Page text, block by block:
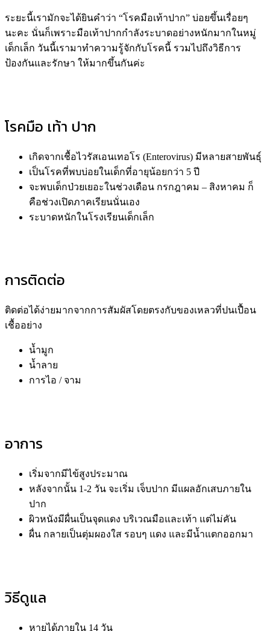
ระยะนี้เรามักจะได้ยินคำว่า “โรคมือเท้าปาก” บ่อยขึ้นเรื่อยๆ
นะคะ นั่นก็เพราะมือเท้าปากกำลังระบาดอย่างหนักมากในหมู่
เด็กเล็ก วันนี้เรามาทำความรู้จักกับโรคนี้ รวมไปถึงวิธีการ
ป้องกันและรักษา ให้มากขึ้นกันค่ะ
โรคมือ เท้า ปาก
เกิดจากเชื้อไวรัสเอนเทอโร (Enterovirus) มีหลายสายพันธุ์
เป็นโรคที่พบบ่อยในเด็กที่อายุน้อยกว่า 5 ปี
จะพบเด็กป่วยเยอะในช่วงเดือน กรกฎาคม – สิงหาคม ก็
คือช่วงเปิดภาคเรียนนั่นเอง
ระบาดหนักในโรงเรียนเด็กเล็ก
การติดต่อ
ติดต่อได้ง่ายมากจากการสัมผัสโดยตรงกับของเหลวที่ปนเปื้อน
เชื้ออย่าง
น้ำมูก
น้ำลาย
การไอ / จาม
อาการ
เริ่มจากมีไข้สูงประมาณ
หลังจากนั้น 1-2 วัน จะเริ่ม เจ็บปาก มีแผลอักเสบภายใน
ปาก
ผิวหนังมีผื่นเป็นจุดแดง บริเวณมือและเท้า แต่ไม่คัน
ผื่น กลายเป็นตุ่มผองใส รอบๆ แดง และมีน้ำแตกออกมา
วิธีดูแล
หายได้ภายใน 14 วัน